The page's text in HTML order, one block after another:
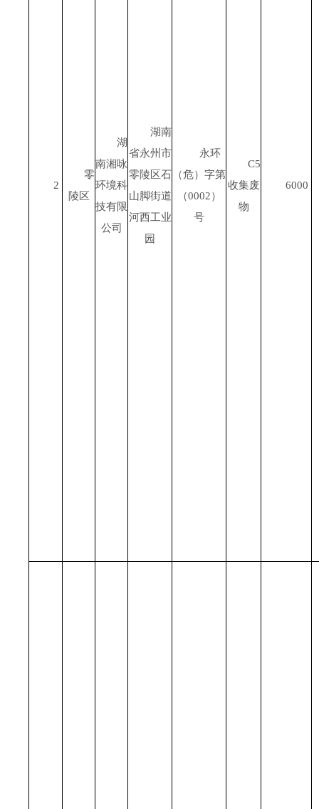
2
零
陵区
湖
南湘咏
环境科
技有限
公司
湖南
省永州市
零陵区石
山脚街道
河西工业
园
永环
（危）字第
（0002）
号
C5
收集废
物
6000